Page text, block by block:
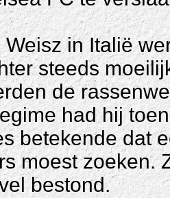
in Italië
steeds
de
had hij
betekende dat
moest zoeken.
bestond.